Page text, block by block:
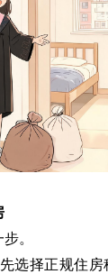
。
选择正规住房